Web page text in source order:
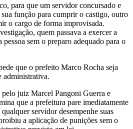
para que um servidor concursado e
função para cumprir o castigo, outro
o cargo de forma improvisada.
quem passava a exercer a
sem o preparo adequado para o
que o prefeito Marco Rocha seja
administrativa.
juiz Marcel Pangoni Guerra e
que a prefeitura pare imediatamente
servidor desempenhe suas
a aplicação de punições sem o